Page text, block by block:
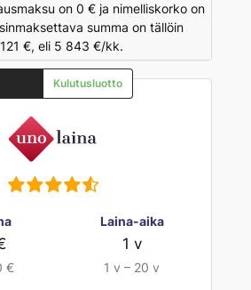
on 0 € ja nimelliskorko on
summa on tällöin
€, eli 5 843 €/kk.
Kulutusluotto
€
Laina-aika
1 v
1 v – 20 v